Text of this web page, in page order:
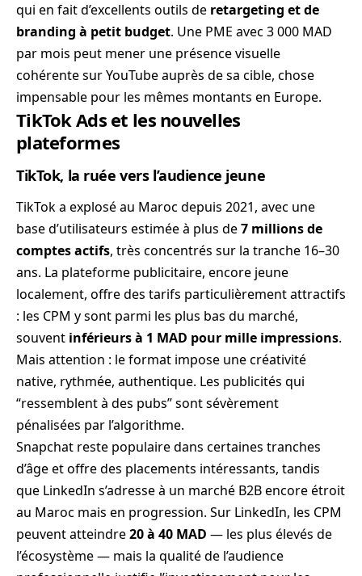
qui en fait d’excellents outils de retargeting et de
branding à petit budget. Une PME avec 3 000 MAD
par mois peut mener une présence visuelle
cohérente sur YouTube auprès de sa cible, chose
impensable pour les mêmes montants en Europe.
TikTok Ads et les nouvelles
plateformes
TikTok, la ruée vers l’audience jeune
TikTok a explosé au Maroc depuis 2021, avec une
base d’utilisateurs estimée à plus de7 millions de
comptes actifs, très concentrés sur la tranche 16–30
ans. La plateforme publicitaire, encore jeune
localement, offre des tarifs particulièrement attractifs
: les CPM y sont parmi les plus bas du marché,
souvent inférieurs à 1 MAD pour mille impressions.
Mais attention : le format impose une créativité
native, rythmée, authentique. Les publicités qui
“ressemblent à des pubs” sont sévèrement
pénalisées par l’algorithme.
Snapchat reste populaire dans certaines tranches
d’âge et offre des placements intéressants, tandis
que LinkedIn s’adresse à un marché B2B encore étroit
au Maroc mais en progression. Sur LinkedIn, les CPM
peuvent atteindre20 à 40 MAD — les plus élevés de
l’écosystème — mais la qualité de l’audience